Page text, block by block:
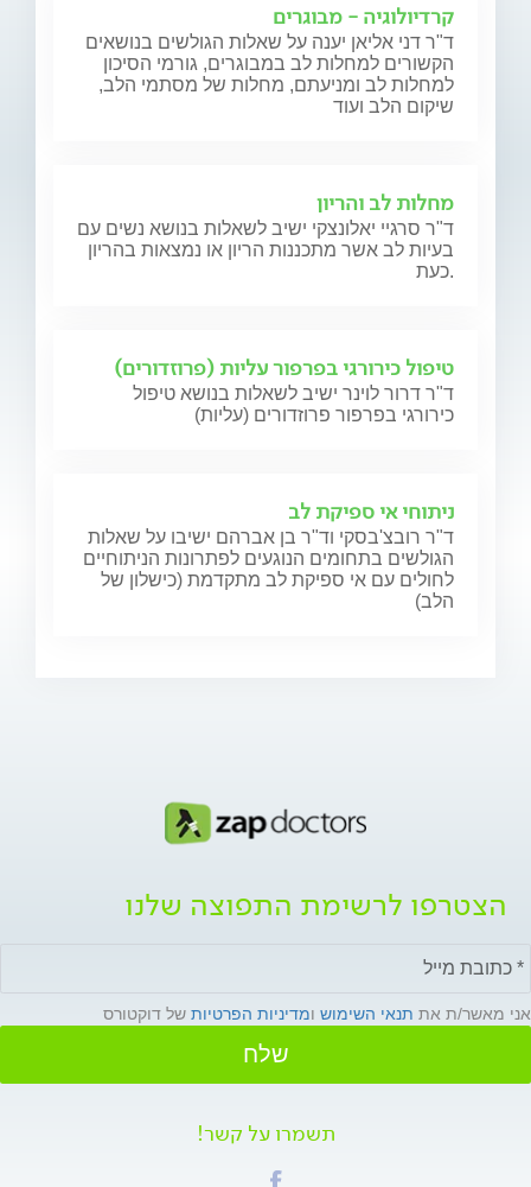
קרדיולוגיה - מבוגרים
ד"ר דני אליאן יענה על שאלות הגולשים בנושאים
הקשורים למחלות לב במבוגרים, גורמי הסיכון
למחלות לב ומניעתם, מחלות של מסתמי הלב,
שיקום הלב ועוד
מחלות לב והריון
ד"ר סרגיי יאלונצקי ישיב לשאלות בנושא נשים עם
בעיות לב אשר מתכננות הריון או נמצאות בהריון
כעת.
טיפול כירורגי בפרפור עליות (פרוזדורים)
ד"ר דרור לוינר ישיב לשאלות בנושא טיפול
כירורגי בפרפור פרוזדורים (עליות)
ניתוחי אי ספיקת לב
ד"ר רובצ'בסקי וד"ר בן אברהם ישיבו על שאלות
הגולשים בתחומים הנוגעים לפתרונות הניתוחיים
לחולים עם אי ספיקת לב מתקדמת (כישלון של
הלב)
הצטרפו לרשימת התפוצה שלנו
אני מאשר/ת את תנאי השימוש ומדיניות הפרטיות של דוקטורס
שלח
תשמרו על קשר!